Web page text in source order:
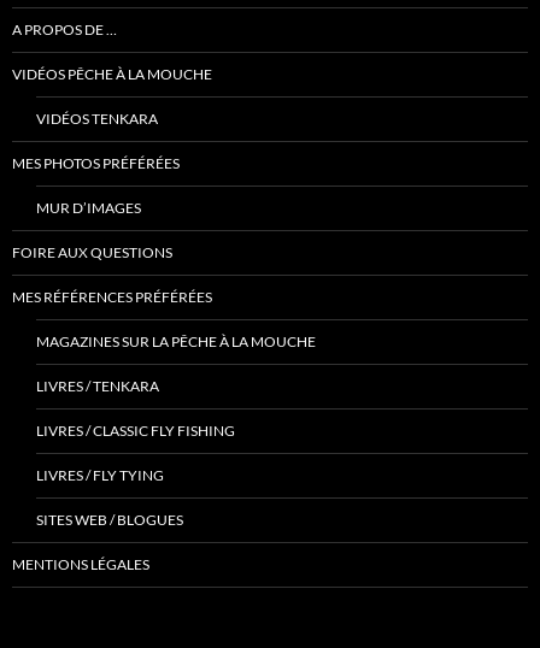
A PROPOS DE …
VIDÉOS PÊCHE À LA MOUCHE
VIDÉOS TENKARA
MES PHOTOS PRÉFÉRÉES
MUR D’IMAGES
FOIRE AUX QUESTIONS
MES RÉFÉRENCES PRÉFÉRÉES
MAGAZINES SUR LA PÊCHE À LA MOUCHE
LIVRES / TENKARA
LIVRES / CLASSIC FLY FISHING
LIVRES / FLY TYING
SITES WEB / BLOGUES
MENTIONS LÉGALES